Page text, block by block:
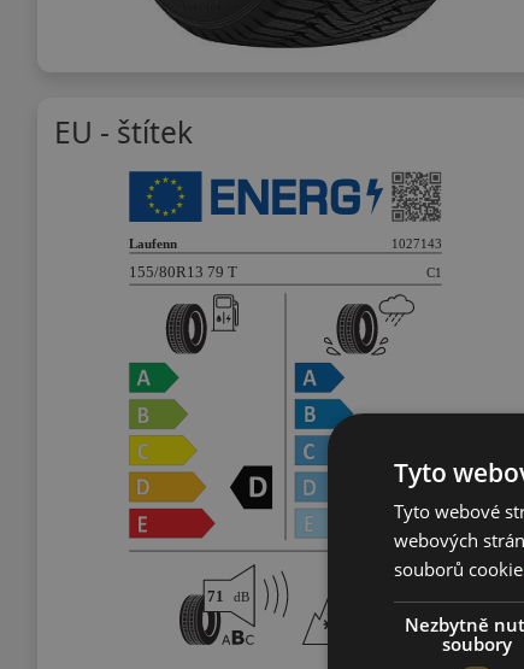
EU - štítek
Tyto
Tyto webové
webových
souborů
Nezbytně
soubory